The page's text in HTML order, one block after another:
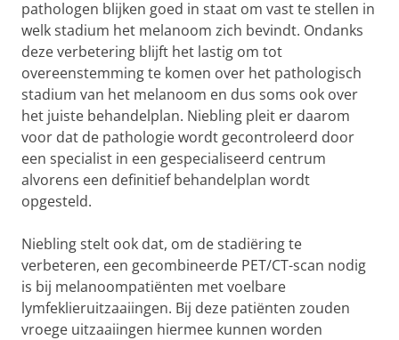
pathologen blijken goed in staat om vast te stellen in
welk stadium het melanoom zich bevindt. Ondanks
deze verbetering blijft het lastig om tot
overeenstemming te komen over het pathologisch
stadium van het melanoom en dus soms ook over
het juiste behandelplan. Niebling pleit er daarom
voor dat de pathologie wordt gecontroleerd door
een specialist in een gespecialiseerd centrum
alvorens een definitief behandelplan wordt
opgesteld.
Niebling stelt ook dat, om de stadiëring te
verbeteren, een gecombineerde PET/CT-scan nodig
is bij melanoompatiënten met voelbare
lymfeklieruitzaaiingen. Bij deze patiënten zouden
vroege uitzaaiingen hiermee kunnen worden